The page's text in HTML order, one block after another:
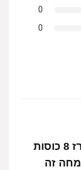
0
0
היה הראשון לסקור את המוצר “מארז 8 כוסות
שמחה זה